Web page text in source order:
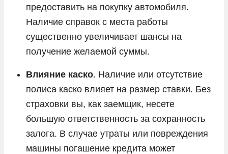
Voyah
ГАЗ
УАЗ
предоставить на покупку автомобиля.
Наличие справок с места работы
существенно увеличивает шансы на
получение желаемой суммы.
Влияние каско. Наличие или отсутствие
полиса каско влияет на размер ставки. Без
страховки вы, как заемщик, несете
большую ответственность за сохранность
залога. В случае утраты или повреждения
машины погашение кредита может